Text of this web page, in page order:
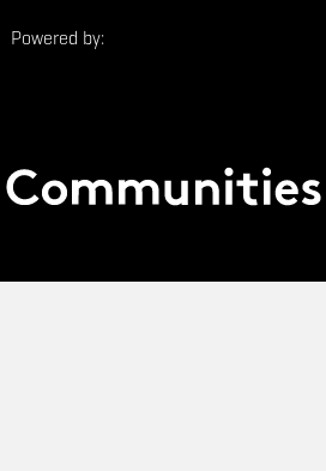
Powered by: